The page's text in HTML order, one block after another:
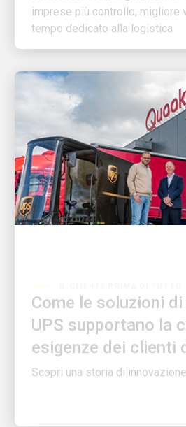
tempo dedicato alla logistica
UPS supportano la
esigenze dei clienti
Scopri una storia di